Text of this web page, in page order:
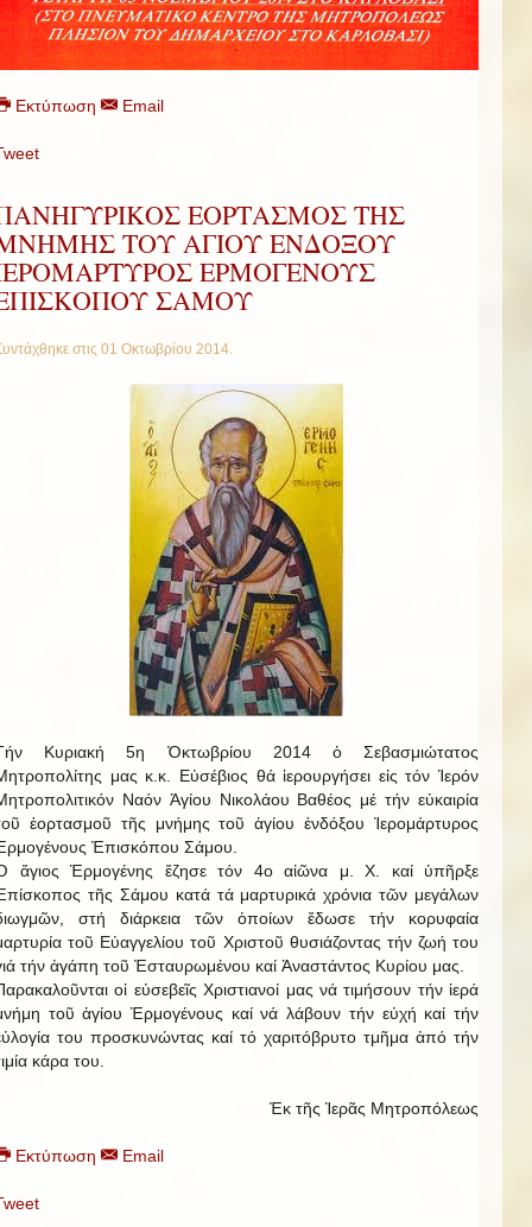
Εκτύπωση Email
ΕΟΡΤΑΣΜΟΣ ΤΗΣ
ΤΟΥ ΑΓΙΟΥ ΕΝΔΟΞΟΥ
ΕΡΜΟΓΕΝΟΥΣ
ΣΑΜΟΥ
στις 01 Οκτωβρίου 2014.
Κυριακή 5η Ὀκτωβρίου 2014 ὁ Σεβασμιώτατος
μας κ.κ. Εὐσέβιος θά ἱερουργήσει εἰς τόν Ἱερόν
Ναόν Ἁγίου Νικολάου Βαθέος μέ τήν εὐκαιρία
ἑορτασμοῦ τῆς μνήμης τοῦ ἁγίου ἐνδόξου Ἱερομάρτυρος
Ἐπισκόπου Σάμου.
ἅγιος Ἑρμογένης ἔζησε τόν 4ο αἰῶνα μ. Χ. καί ὑπῆρξε
τῆς Σάμου κατά τά μαρτυρικά χρόνια τῶν μεγάλων
στή διάρκεια τῶν ὁποίων ἔδωσε τήν κορυφαία
τοῦ Εὐαγγελίου τοῦ Χριστοῦ θυσιάζοντας τήν ζωή του
τήν ἀγάπη τοῦ Ἐσταυρωμένου καί Ἀναστάντος Κυρίου μας.
οἱ εὐσεβεῖς Χριστιανοί μας νά τιμήσουν τήν ἱερά
τοῦ ἁγίου Ἑρμογένους καί νά λάβουν τήν εὐχή καί τήν
του προσκυνώντας καί τό χαριτόβρυτο τμῆμα ἀπό τήν
κάρα του.
Ἐκ τῆς Ἱερᾶς Μητροπόλεως
Εκτύπωση Email